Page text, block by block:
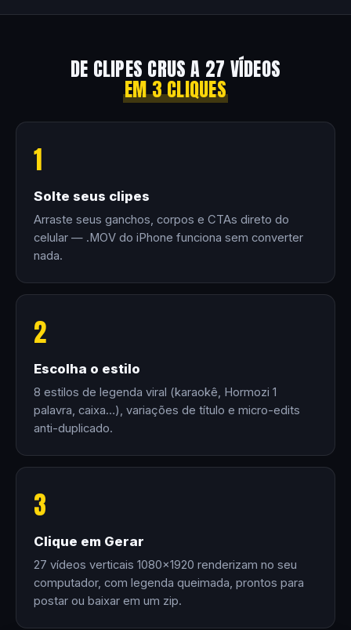
DE CLIPES CRUS A 27 VÍDEOS
EM 3 CLIQUES
1
Solte seus clipes
Arraste seus ganchos, corpos e CTAs direto do
celular — .MOV do iPhone funciona sem converter
nada.
2
Escolha o estilo
8 estilos de legenda viral (karaokê, Hormozi 1
palavra, caixa…), variações de título e micro-edits
anti-duplicado.
3
Clique em Gerar
27 vídeos verticais 1080×1920 renderizam no seu
computador, com legenda queimada, prontos para
postar ou baixar em um zip.